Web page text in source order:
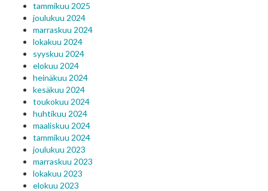
tammikuu 2025
joulukuu 2024
marraskuu 2024
lokakuu 2024
syyskuu 2024
elokuu 2024
heinäkuu 2024
kesäkuu 2024
toukokuu 2024
huhtikuu 2024
maaliskuu 2024
tammikuu 2024
joulukuu 2023
marraskuu 2023
lokakuu 2023
elokuu 2023